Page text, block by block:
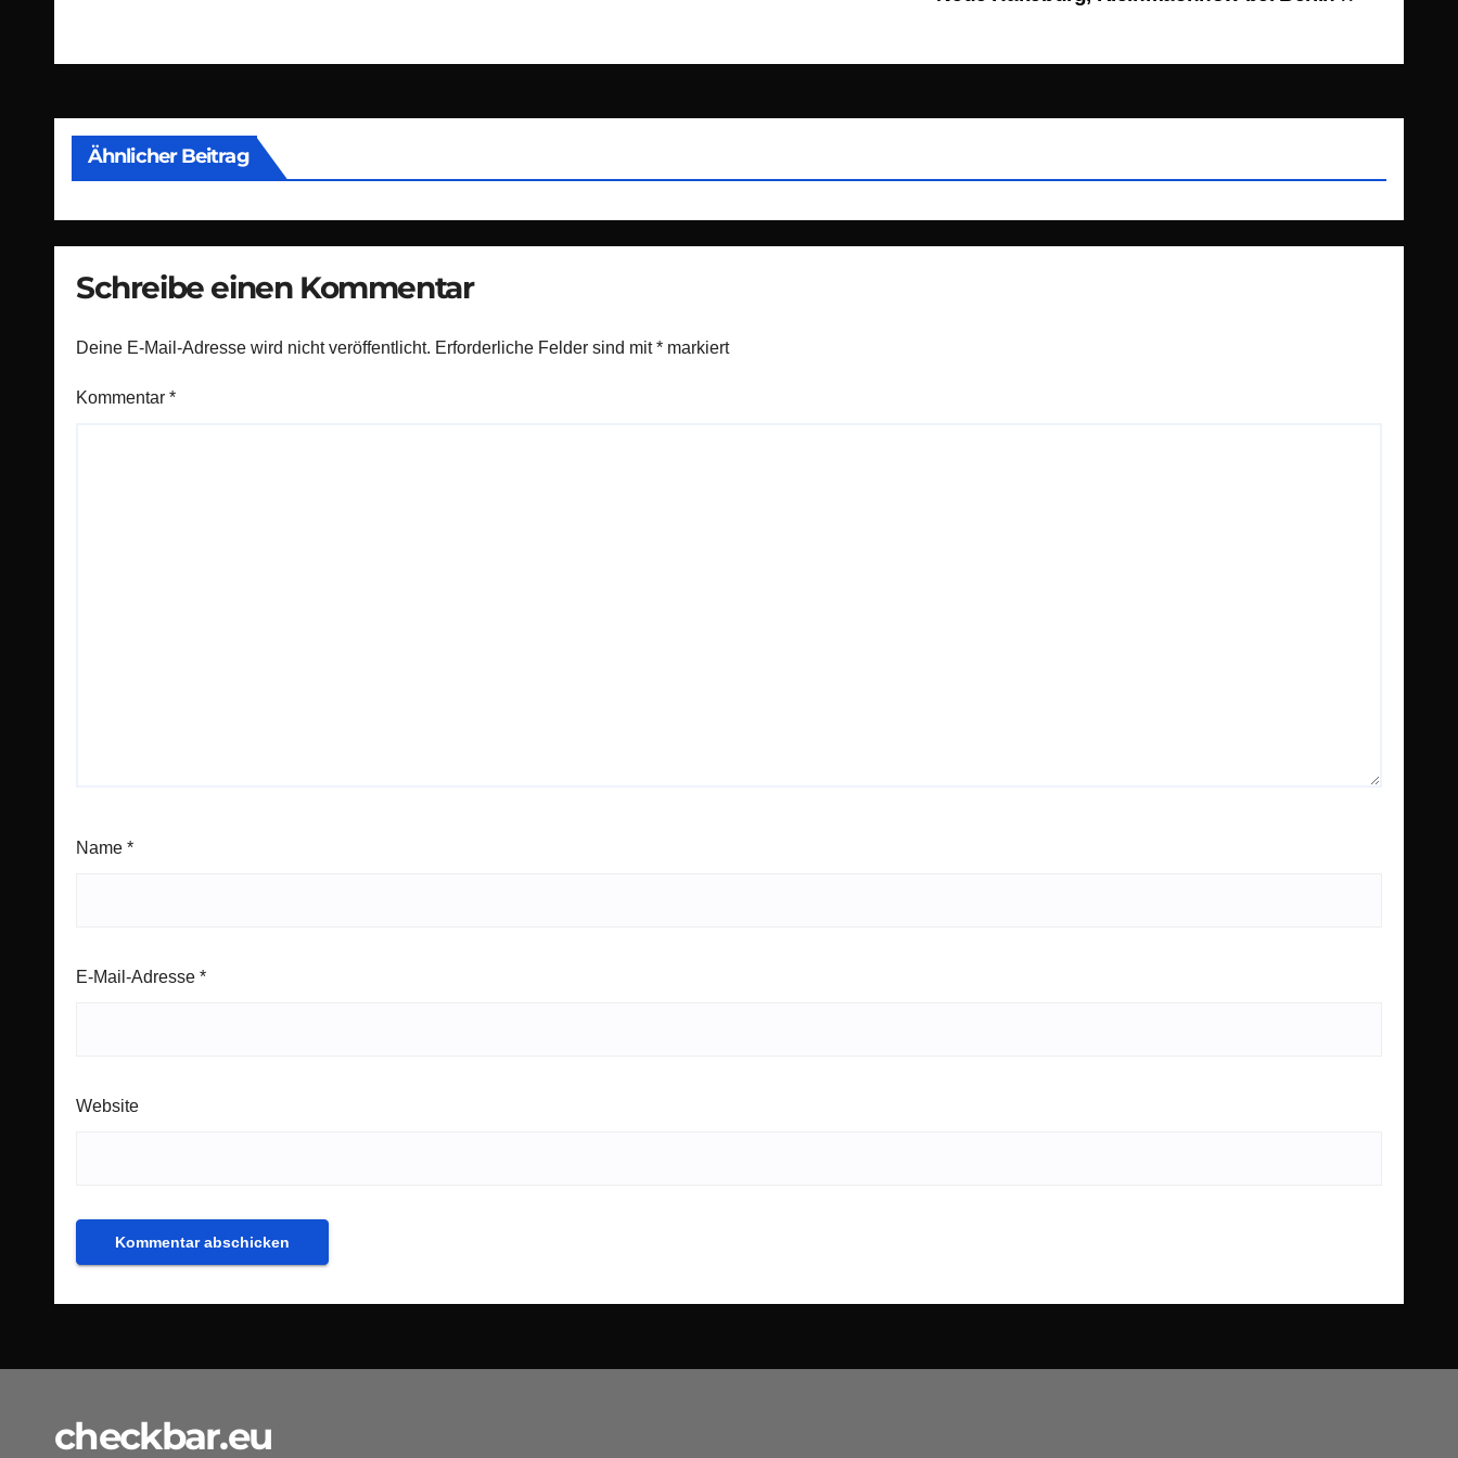
Ähnlicher Beitrag
Schreibe einen Kommentar
Deine E-Mail-Adresse wird nicht veröffentlicht. Erforderliche Felder sind mit* markiert
Kommentar *
Name *
E-Mail-Adresse *
Website
checkbar.eu